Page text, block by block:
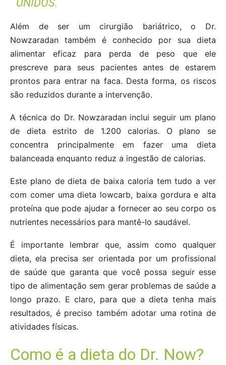
UNIDOS.
Além de ser um cirurgião bariátrico, o Dr.
Nowzaradan também é conhecido por sua dieta
alimentar eficaz para perda de peso que ele
prescreve para seus pacientes antes de estarem
prontos para entrar na faca. Desta forma, os riscos
são reduzidos durante a intervenção.
A técnica do Dr. Nowzaradan inclui seguir um plano
de dieta estrito de 1.200 calorias. O plano se
concentra principalmente em fazer uma dieta
balanceada enquanto reduz a ingestão de calorias.
Este plano de dieta de baixa caloria tem tudo a ver
com comer uma dieta lowcarb, baixa gordura e alta
proteína que pode ajudar a fornecer ao seu corpo os
nutrientes necessários para mantê-lo saudável.
É importante lembrar que, assim como qualquer
dieta, ela precisa ser orientada por um profissional
de saúde que garanta que você possa seguir esse
tipo de alimentação sem gerar problemas de saúde a
longo prazo. E claro, para que a dieta tenha mais
resultados, é preciso também adotar uma rotina de
atividades físicas.
Como é a dieta do Dr. Now?